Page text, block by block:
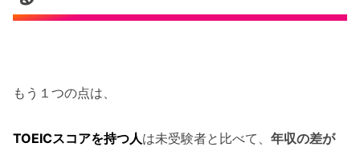
もう１つの点は、
TOEICスコアを持つ人は未受験者と比べて、 年収の差が